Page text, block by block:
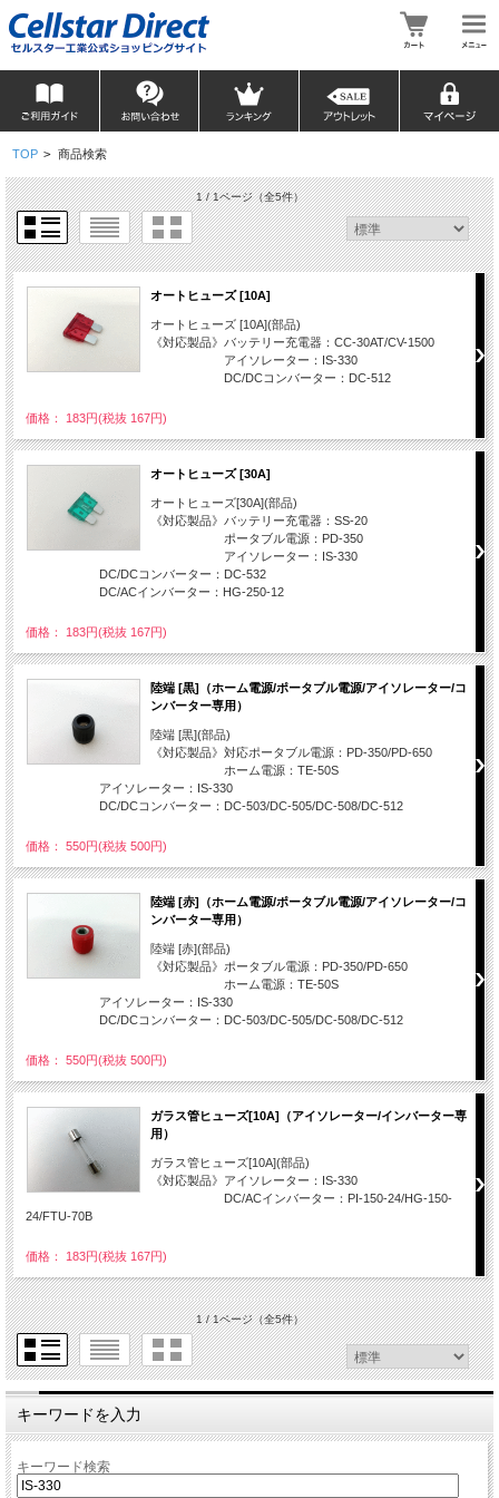
TOP > 商品検索
1 / 1ページ（全5件）
オートヒューズ [10A]
オートヒューズ [10A](部品)
《対応製品》バッテリー充電器：CC-30AT/CV-1500
アイソレーター：IS-330
DC/DCコンバーター：DC-512
価格： 183円(税抜 167円)
オートヒューズ [30A]
オートヒューズ[30A](部品)
《対応製品》バッテリー充電器：SS-20
ポータブル電源：PD-350
アイソレーター：IS-330
DC/DCコンバーター：DC-532
DC/ACインバーター：HG-250-12
価格： 183円(税抜 167円)
陸端 [黒]（ホーム電源/ポータブル電源/アイソレーター/コ
ンバーター専用）
陸端 [黒](部品)
《対応製品》対応ポータブル電源：PD-350/PD-650
ホーム電源：TE-50S
アイソレーター：IS-330
DC/DCコンバーター：DC-503/DC-505/DC-508/DC-512
価格： 550円(税抜 500円)
陸端 [赤]（ホーム電源/ポータブル電源/アイソレーター/コ
ンバーター専用）
陸端 [赤](部品)
《対応製品》ポータブル電源：PD-350/PD-650
ホーム電源：TE-50S
アイソレーター：IS-330
DC/DCコンバーター：DC-503/DC-505/DC-508/DC-512
価格： 550円(税抜 500円)
ガラス管ヒューズ[10A]（アイソレーター/インバーター専
用）
ガラス管ヒューズ[10A](部品)
《対応製品》アイソレーター：IS-330
DC/ACインバーター：PI-150-24/HG-150-
24/FTU-70B
価格： 183円(税抜 167円)
1 / 1ページ（全5件）
キーワードを入力
キーワード検索